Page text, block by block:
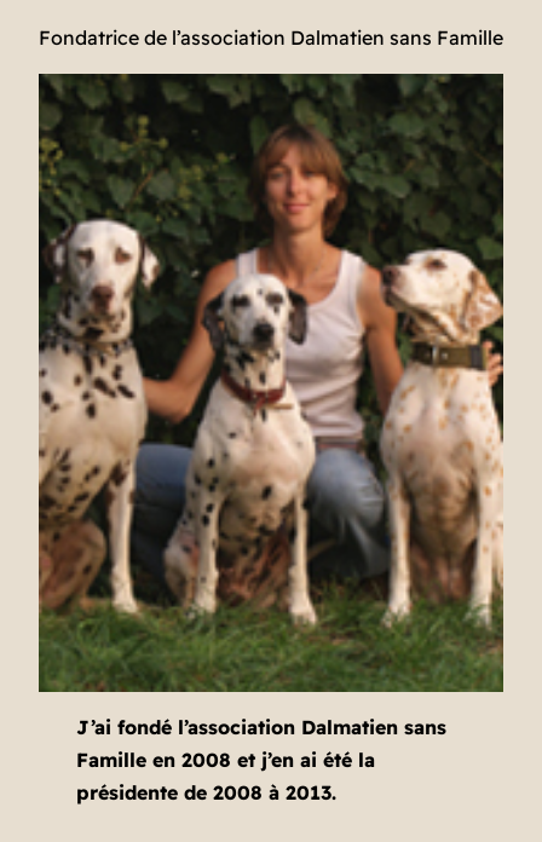
Fondatrice de l’association Dalmatien sans Famille
J’ai fondé l’association Dalmatien sans
Famille en 2008 et j’en ai été la
présidente de 2008 à 2013.